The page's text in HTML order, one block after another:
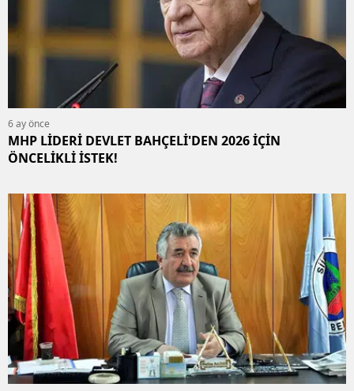
6 ay önce
MHP LİDERİ DEVLET BAHÇELİ'DEN 2026 İÇİN
ÖNCELİKLİ İSTEK!